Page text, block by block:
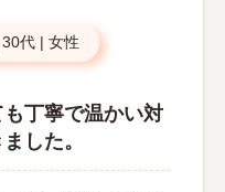
30代 | 女性
丁寧で温かい対
した。